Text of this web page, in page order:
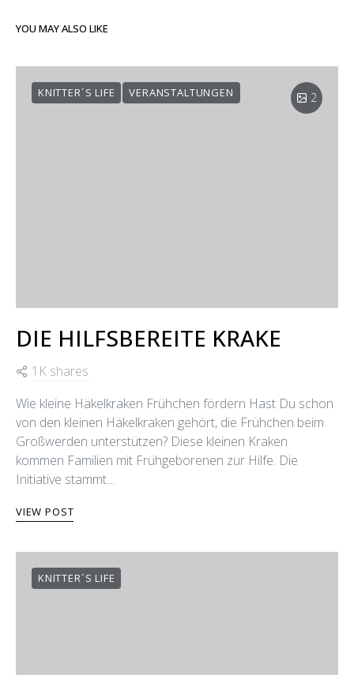
YOU MAY ALSO LIKE
KNITTER´S LIFE VERANSTALTUNGEN 2
DIE HILFSBEREITE KRAKE
1K shares
Wie kleine Häkelkraken Frühchen fördern Hast Du schon
von den kleinen Häkelkraken gehört, die Frühchen beim
Großwerden unterstützen? Diese kleinen Kraken
kommen Familien mit Frühgeborenen zur Hilfe. Die
Initiative stammt…
VIEW POST
KNITTER´S LIFE